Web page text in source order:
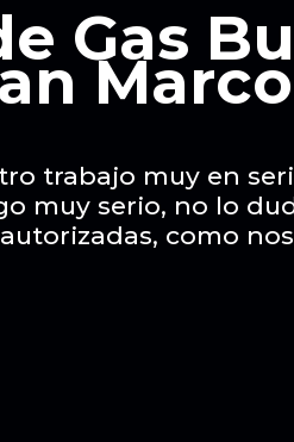
Gas
trabajo muy en
muy serio, no lo
como